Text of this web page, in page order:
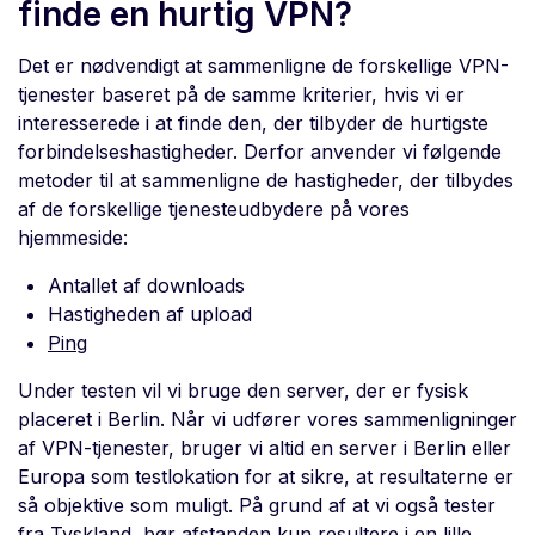
finde en hurtig VPN?
Det er nødvendigt at sammenligne de forskellige VPN-
tjenester baseret på de samme kriterier, hvis vi er
interesserede i at finde den, der tilbyder de hurtigste
forbindelseshastigheder. Derfor anvender vi følgende
metoder til at sammenligne de hastigheder, der tilbydes
af de forskellige tjenesteudbydere på vores
hjemmeside:
Antallet af downloads
Hastigheden af upload
Ping
Under testen vil vi bruge den server, der er fysisk
placeret i Berlin. Når vi udfører vores sammenligninger
af VPN-tjenester, bruger vi altid en server i Berlin eller
Europa som testlokation for at sikre, at resultaterne er
så objektive som muligt. På grund af at vi også tester